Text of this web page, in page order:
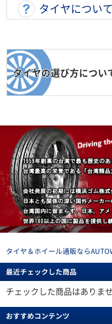
タイヤについて
タイヤの選び方につい
タイヤ＆ホイール通販なら
最近チェックした商品
チェックした商品はありませ
おすすめコンテンツ